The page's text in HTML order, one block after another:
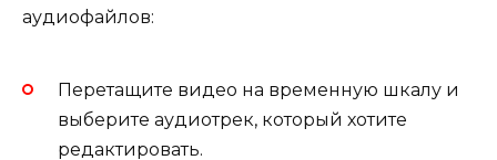
аудиофайлов:
Перетащите видео на временную шкалу и
выберите аудиотрек, который хотите
редактировать.